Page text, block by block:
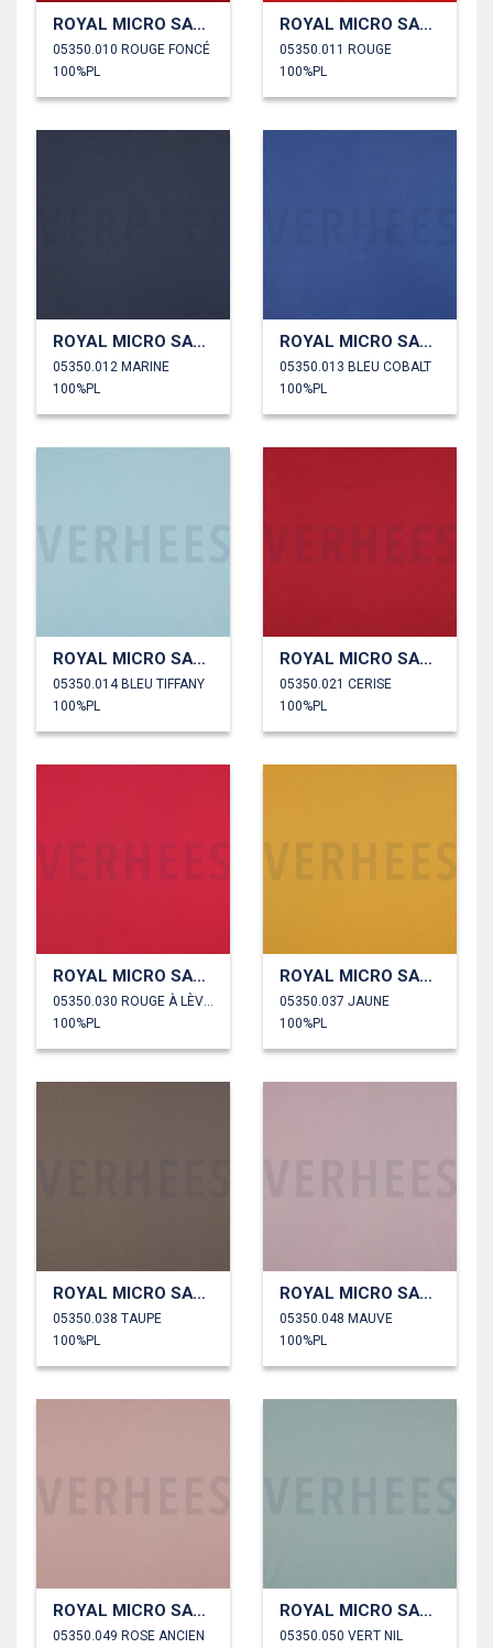
ROYAL MICRO SATIN
05350.010 ROUGE FONCÉ
100%PL
ROYAL MICRO SATIN
05350.011 ROUGE
100%PL
ROYAL MICRO SATIN
05350.012 MARINE
100%PL
ROYAL MICRO SATIN
05350.013 BLEU COBALT
100%PL
ROYAL MICRO SATIN
05350.014 BLEU TIFFANY
100%PL
ROYAL MICRO SATIN
05350.021 CERISE
100%PL
ROYAL MICRO SATIN
100%PL
ROYAL MICRO SATIN
05350.037 JAUNE
100%PL
ROYAL MICRO SATIN
05350.038 TAUPE
100%PL
ROYAL MICRO SATIN
05350.048 MAUVE
100%PL
ROYAL MICRO SATIN
05350.049 ROSE ANCIEN
ROYAL MICRO SATIN
05350.050 VERT NIL